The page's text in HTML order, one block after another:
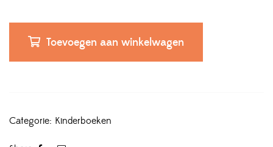
Toevoegen aan winkelwagen
Categorie: Kinderboeken